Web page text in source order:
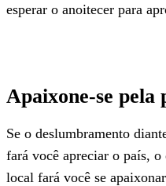
esperar o anoitecer para
Apaixone-se pela
Se o deslumbramento
fará você apreciar o país,
local fará você se